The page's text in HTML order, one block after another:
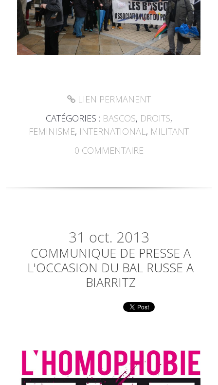
LIEN PERMANENT
CATÉGORIES : BASCOS, DROITS,
FEMINISME, INTERNATIONAL, MILITANT
0 COMMENTAIRE
31 oct. 2013
COMMUNIQUE DE PRESSE A
L'OCCASION DU BAL RUSSE A
BIARRITZ